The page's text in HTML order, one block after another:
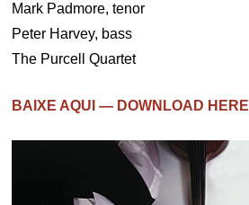
Mark Padmore, tenor
Peter Harvey, bass
The Purcell Quartet
BAIXE AQUI — DOWNLOAD HERE